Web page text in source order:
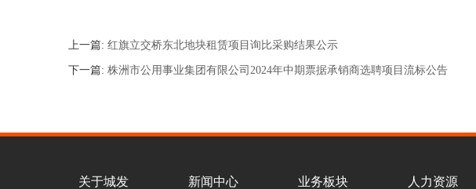
上一篇: 红旗立交桥东北地块租赁项目询比采购结果公示
下一篇: 株洲市公用事业集团有限公司2024年中期票据承销商选聘项目流标公告
关于城发 新闻中心 业务板块 人力资源